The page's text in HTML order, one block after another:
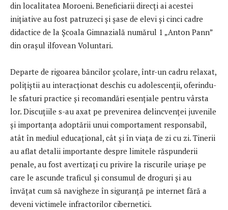
din localitatea Moroeni. Beneficiarii direcți ai acestei
inițiative au fost patruzeci și șase de elevi și cinci cadre
didactice de la Școala Gimnazială numărul 1 „Anton Pann”
din orașul ilfovean Voluntari.
Departe de rigoarea băncilor școlare, într-un cadru relaxat,
polițiștii au interacționat deschis cu adolescenții, oferindu-
le sfaturi practice și recomandări esențiale pentru vârsta
lor. Discuțiile s-au axat pe prevenirea delincvenței juvenile
și importanța adoptării unui comportament responsabil,
atât în mediul educațional, cât și în viața de zi cu zi. Tinerii
au aflat detalii importante despre limitele răspunderii
penale, au fost avertizați cu privire la riscurile uriașe pe
care le ascunde traficul și consumul de droguri și au
învățat cum să navigheze în siguranță pe internet fără a
deveni victimele infractorilor cibernetici.